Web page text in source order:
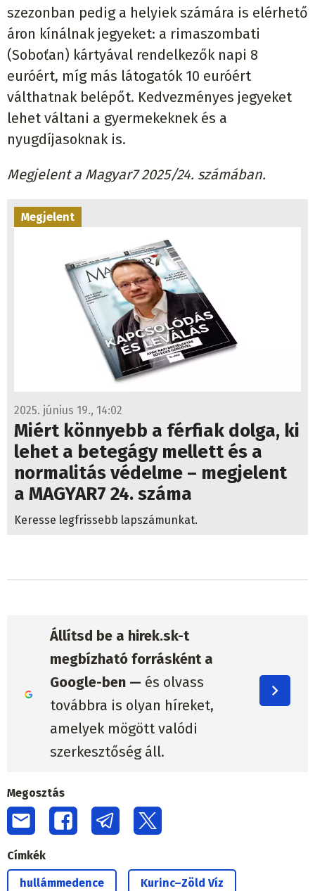
szezonban pedig a helyiek számára is elérhető
áron kínálnak jegyeket: a rimaszombati
(Soboťan) kártyával rendelkezők napi 8
euróért, míg más látogatók 10 euróért
válthatnak belépőt. Kedvezményes jegyeket
lehet váltani a gyermekeknek és a
nyugdíjasoknak is.
Megjelent a Magyar7 2025/24. számában.
Megjelent
2025. június 19., 14:02
Miért könnyebb a férfiak dolga, ki
lehet a betegágy mellett és a
normalitás védelme – megjelent
a MAGYAR7 24. száma
Keresse legfrissebb lapszámunkat.
Állítsd be a hirek.sk-t
megbízható forrásként a
Google-ben — és olvass
továbbra is olyan híreket,
amelyek mögött valódi
szerkesztőség áll.
Megosztás
Címkék
hullámmedence Kurinc–Zöld Víz